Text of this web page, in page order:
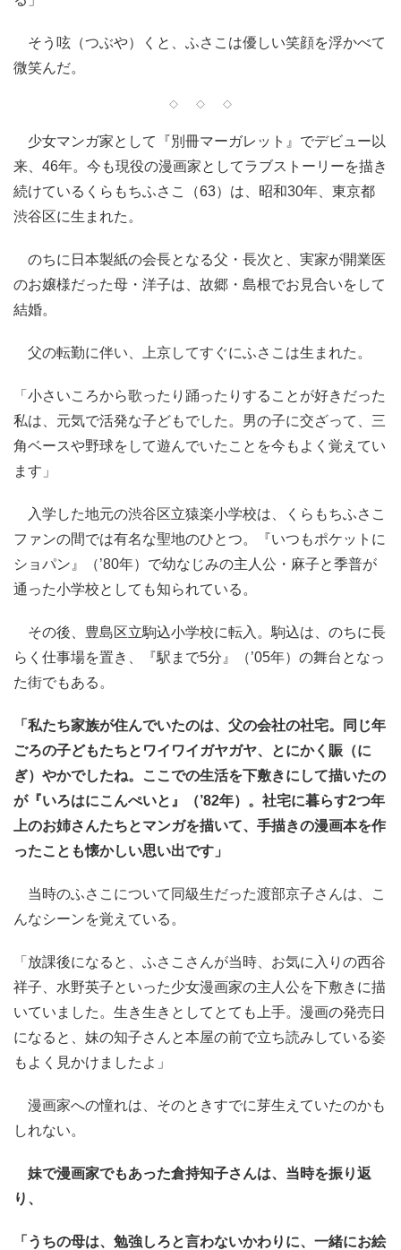
そう呟（つぶや）くと、ふさこは優しい笑顔を浮かべて
微笑んだ。
◇ ◇ ◇
少女マンガ家として『別冊マーガレット』でデビュー以
来、46年。今も現役の漫画家としてラブストーリーを描き
続けているくらもちふさこ（63）は、昭和30年、東京都
渋谷区に生まれた。
のちに日本製紙の会長となる父・長次と、実家が開業医
のお嬢様だった母・洋子は、故郷・島根でお見合いをして
結婚。
父の転勤に伴い、上京してすぐにふさこは生まれた。
「小さいころから歌ったり踊ったりすることが好きだった
私は、元気で活発な子どもでした。男の子に交ざって、三
角ベースや野球をして遊んでいたことを今もよく覚えてい
ます」
入学した地元の渋谷区立猿楽小学校は、くらもちふさこ
ファンの間では有名な聖地のひとつ。『いつもポケットに
ショパン』（’80年）で幼なじみの主人公・麻子と季普が
通った小学校としても知られている。
その後、豊島区立駒込小学校に転入。駒込は、のちに長
らく仕事場を置き、『駅まで5分』（’05年）の舞台となっ
た街でもある。
「私たち家族が住んでいたのは、父の会社の社宅。同じ年
ごろの子どもたちとワイワイガヤガヤ、とにかく賑（に
ぎ）やかでしたね。ここでの生活を下敷きにして描いたの
が『いろはにこんぺいと』（’82年）。社宅に暮らす2つ年
上のお姉さんたちとマンガを描いて、手描きの漫画本を作
ったことも懐かしい思い出です」
当時のふさこについて同級生だった渡部京子さんは、こ
んなシーンを覚えている。
「放課後になると、ふさこさんが当時、お気に入りの西谷
祥子、水野英子といった少女漫画家の主人公を下敷きに描
いていました。生き生きとしてとても上手。漫画の発売日
になると、妹の知子さんと本屋の前で立ち読みしている姿
もよく見かけましたよ」
漫画家への憧れは、そのときすでに芽生えていたのかも
しれない。
妹で漫画家でもあった倉持知子さんは、当時を振り返
り、
「うちの母は、勉強しろと言わないかわりに、一緒にお絵